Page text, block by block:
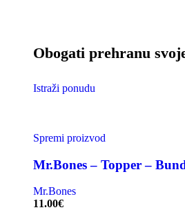
Obogati prehranu
Istraži ponudu
Spremi proizvod
Mr.Bones – Topper –
Mr.Bones
11.00€